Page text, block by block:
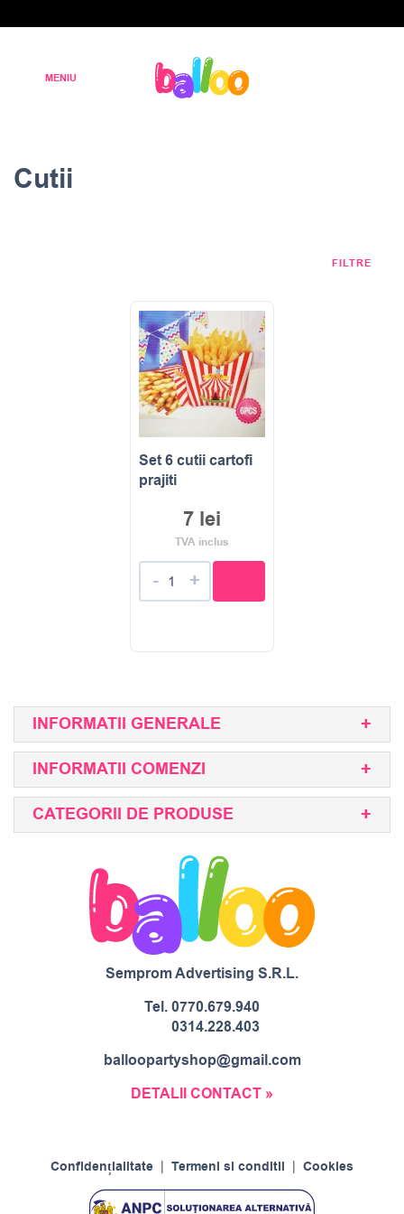
Cutii
FILTRE
Set 6 cutii cartofi
prajiti
7 lei
TVA inclus
- +
INFORMATII GENERALE
INFORMATII COMENZI
CATEGORII DE PRODUSE
Semprom Advertising S.R.L.
Tel.0770.679.940
0314.228.403
balloopartyshop@gmail.com
DETALII CONTACT »
Confidențialitate | Termeni si conditii | Cookies